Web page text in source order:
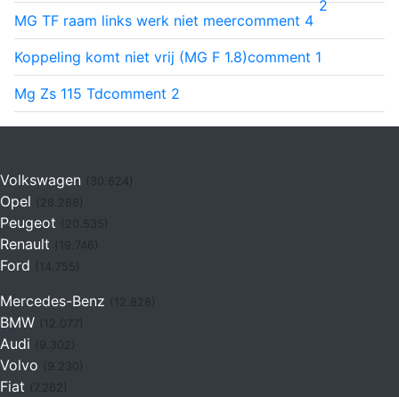
2
MG TF raam links werk niet meercomment 4
Koppeling komt niet vrij (MG F 1.8)comment 1
Mg Zs 115 Tdcomment 2
Volkswagen (30.624)
Opel
Peugeot
Renault (19.746)
Ford (14.755)
Mercedes-Benz
BMW
Audi
Volvo
Fiat (7.262)